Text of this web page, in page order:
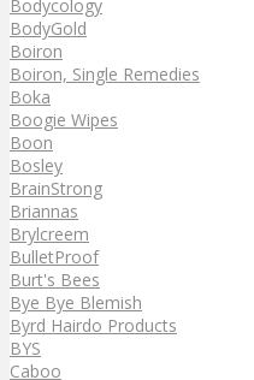
Bodycology
BodyGold
Boiron
Boiron, Single Remedies
Boka
Boogie Wipes
Boon
Bosley
BrainStrong
Briannas
Brylcreem
BulletProof
Burt's Bees
Bye Bye Blemish
Byrd Hairdo Products
BYS
Caboo